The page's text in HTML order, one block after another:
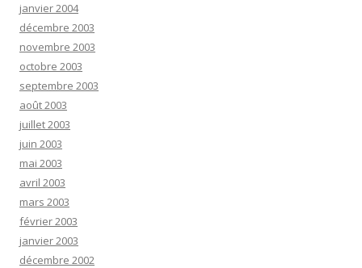
janvier 2004
décembre 2003
novembre 2003
octobre 2003
septembre 2003
août 2003
juillet 2003
juin 2003
mai 2003
avril 2003
mars 2003
février 2003
janvier 2003
décembre 2002